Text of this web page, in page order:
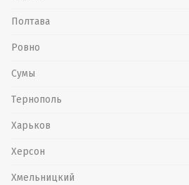
Полтава
Ровно
Сумы
Тернополь
Харьков
Херсон
Хмельницкий